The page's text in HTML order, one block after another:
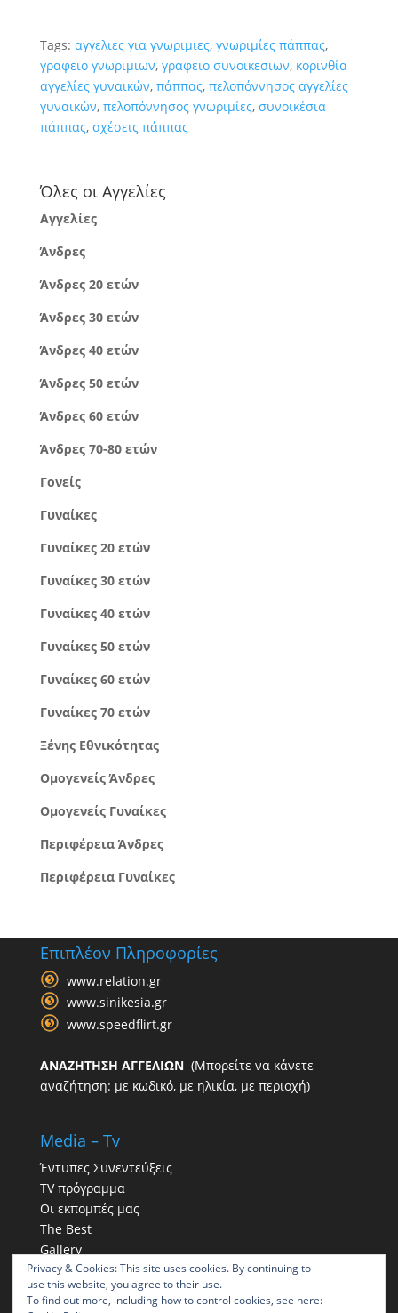
Tags: αγγελιες για γνωριμιες, γνωριμίες πάππας,
γραφειο γνωριμιων, γραφειο συνοικεσιων, κορινθία
αγγελίες γυναικών, πάππας, πελοπόννησος αγγελίες
γυναικών, πελοπόννησος γνωριμίες, συνοικέσια
πάππας, σχέσεις πάππας
Όλες οι Αγγελίες
Αγγελίες
Άνδρες
Άνδρες 20 ετών
Άνδρες 30 ετών
Άνδρες 40 ετών
Άνδρες 50 ετών
Άνδρες 60 ετών
Άνδρες 70-80 ετών
Γονείς
Γυναίκες
Γυναίκες 20 ετών
Γυναίκες 30 ετών
Γυναίκες 40 ετών
Γυναίκες 50 ετών
Γυναίκες 60 ετών
Γυναίκες 70 ετών
Ξένης Εθνικότητας
Ομογενείς Άνδρες
Ομογενείς Γυναίκες
Περιφέρεια Άνδρες
Περιφέρεια Γυναίκες
Επιπλέον Πληροφορίες
www.relation.gr
www.sinikesia.gr
www.speedflirt.gr
ΑΝΑΖΗΤΗΣΗ ΑΓΓΕΛΙΩΝ(Μπορείτε να κάνετε
αναζήτηση: με κωδικό, με ηλικία, με περιοχή)
Media – Tv
Έντυπες Συνεντεύξεις
TV πρόγραμμα
Οι εκπομπές μας
The Best
Gallery
Η παρουσία μας στα social
Privacy & Cookies: This site uses cookies. By continuing to
use this website, you agree to their use.
To find out more, including how to control cookies, see here: